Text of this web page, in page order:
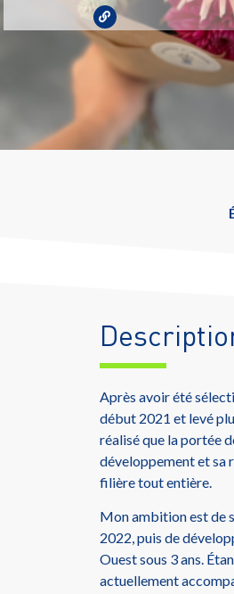
Après avoir été
début 2021 et levé
réalisé que la portée
développement et sa
filière tout entière.
Mon ambition est de
2022, puis de
Ouest sous 3 ans.
actuellement